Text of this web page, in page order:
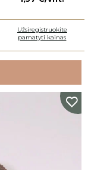
Užsiregistruokite
pamatyti kainas